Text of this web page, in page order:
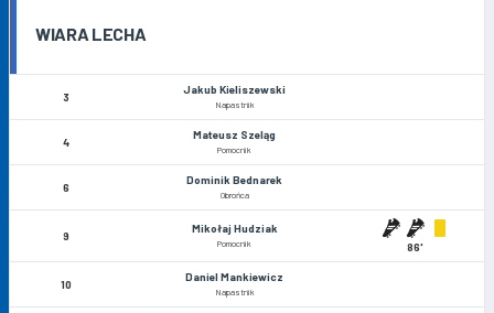
WIARA LECHA
3
Jakub Kieliszewski
Napastnik
4
Mateusz Szeląg
Pomocnik
6
Dominik Bednarek
Obrońca
9
Mikołaj Hudziak
Pomocnik 86'
10
Daniel Mankiewicz
Napastnik